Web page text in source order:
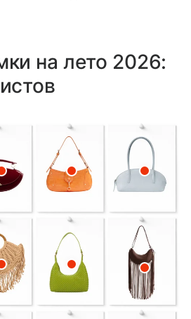
на лето 2026: